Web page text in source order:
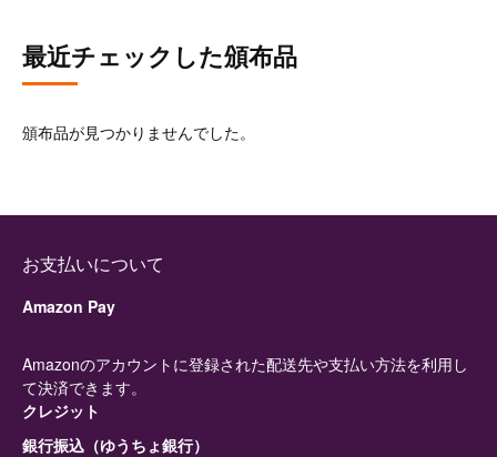
最近チェックした頒布品
頒布品が見つかりませんでした。
お支払いについて
Amazon Pay
Amazonのアカウントに登録された配送先や支払い方法を利用し
て決済できます。
クレジット
銀行振込（ゆうちょ銀行）